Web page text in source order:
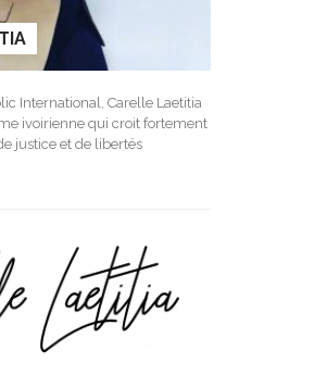
International, Carelle Laetitia
ivoirienne qui croit fortement
justice et de libertés